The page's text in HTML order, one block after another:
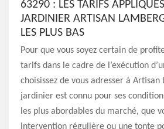
63290 : LES TARIFS
JARDINIER ARTISAN
LES PLUS BAS
Pour que vous soyez certain de
tarifs dans le cadre de l’exécution
choisissez de vous adresser à Artisan
jardinier est connu pour ses
les plus abordables du marché, que
intervention régulière ou une tonte